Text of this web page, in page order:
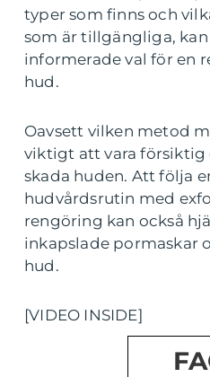
typer som finns och
som är tillgängliga,
informerade val för en
hud.
Oavsett vilken metod
viktigt att vara försiktig
skada huden. Att följa
hudvårdsrutin med
rengöring kan också
inkapslade pormaskar
hud.
[VIDEO INSIDE]